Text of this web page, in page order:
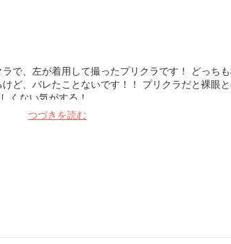
で、左が着用して撮ったプリクラです！ どっち
ど、バレたことないです！！ プリクラだと裸眼
くない気がする！
つづきを読む